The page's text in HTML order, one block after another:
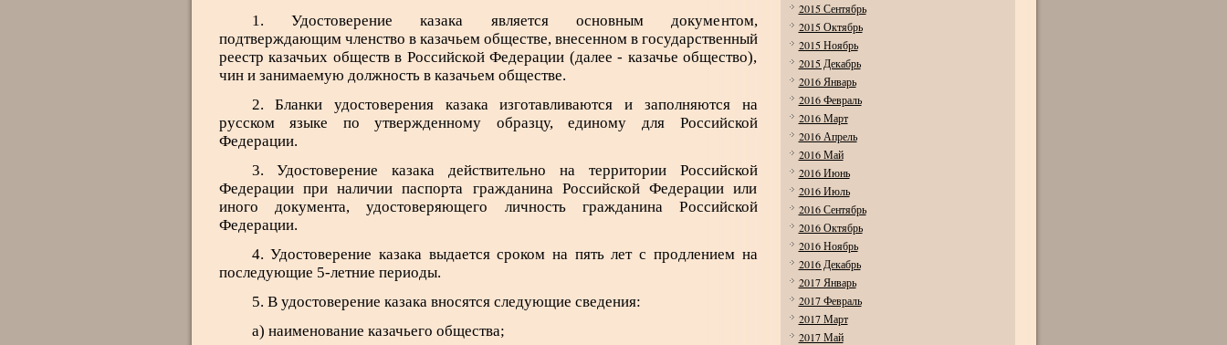
1. Удостоверение казака является основным документом,
подтверждающим членство в казачьем обществе, внесенном в государственный
реестр казачьих обществ в Российской Федерации (далее - казачье общество),
чин и занимаемую должность в казачьем обществе.
2. Бланки удостоверения казака изготавливаются и заполняются на
русском языке по утвержденному образцу, единому для Российской
Федерации.
3. Удостоверение казака действительно на территории Российской
Федерации при наличии паспорта гражданина Российской Федерации или
иного документа, удостоверяющего личность гражданина Российской
Федерации.
4. Удостоверение казака выдается сроком на пять лет с продлением на
последующие 5-летние периоды.
5. В удостоверение казака вносятся следующие сведения:
а) наименование казачьего общества;
2015 Сентябрь
2015 Октябрь
2015 Ноябрь
2015 Декабрь
2016 Январь
2016 Февраль
2016 Март
2016 Апрель
2016 Май
2016 Июнь
2016 Июль
2016 Сентябрь
2016 Октябрь
2016 Ноябрь
2016 Декабрь
2017 Январь
2017 Февраль
2017 Март
2017 Май